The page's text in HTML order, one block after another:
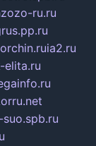
ru.ru
ia2.ru
elita.ru